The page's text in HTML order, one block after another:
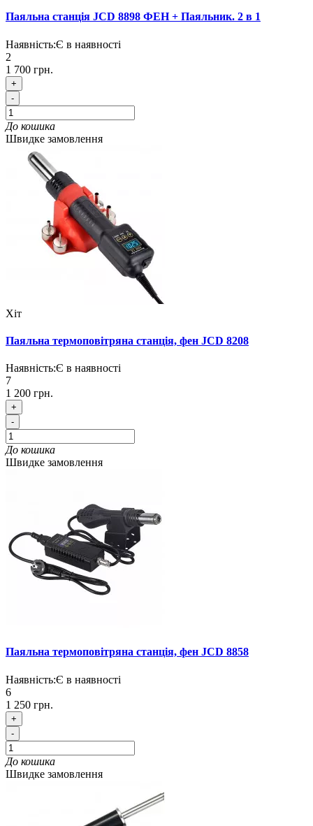
Паяльна станція JCD 8898 ФЕН + Паяльник. 2 в 1
Наявність:Є в наявності
2
1 700 грн.
+
-
До кошика
Швидке замовлення
Хіт
Паяльна термоповітряна станція, фен JCD 8208
Наявність:Є в наявності
7
1 200 грн.
+
-
До кошика
Швидке замовлення
Паяльна термоповітряна станція, фен JCD 8858
Наявність:Є в наявності
6
1 250 грн.
+
-
До кошика
Швидке замовлення